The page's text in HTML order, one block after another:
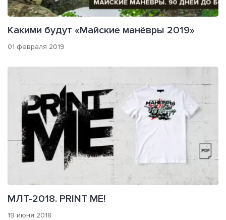
Какими будут «Майские манёвры 2019»
01 февраля 2019
МЛТ-2018. PRINT ME!
19 июня 2018